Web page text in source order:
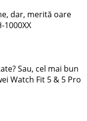
dar, merită oare
1000XX
Sau, cel mai bun
Watch Fit 5 & 5 Pro